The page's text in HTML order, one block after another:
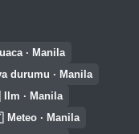
· Manila
durumu · Manila
Ilm · Manila
Meteo · Manila